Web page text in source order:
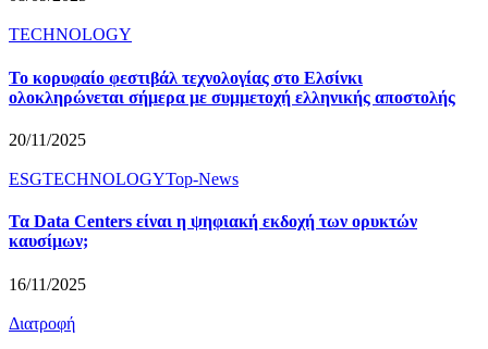
TECHNOLOGY
Το κορυφαίο φεστιβάλ τεχνολογίας στο Ελσίνκι
ολοκληρώνεται σήμερα με συμμετοχή ελληνικής αποστολής
20/11/2025
ESGTECHNOLOGYTop-News
Τα Data Centers είναι η ψηφιακή εκδοχή των ορυκτών
καυσίμων;
16/11/2025
Διατροφή